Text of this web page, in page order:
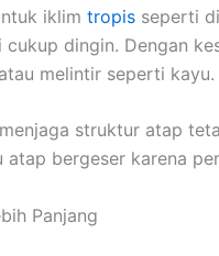
iklim tropis seperti
dingin. Dengan
melintir seperti kayu.
struktur atap
bergeser karena
Panjang